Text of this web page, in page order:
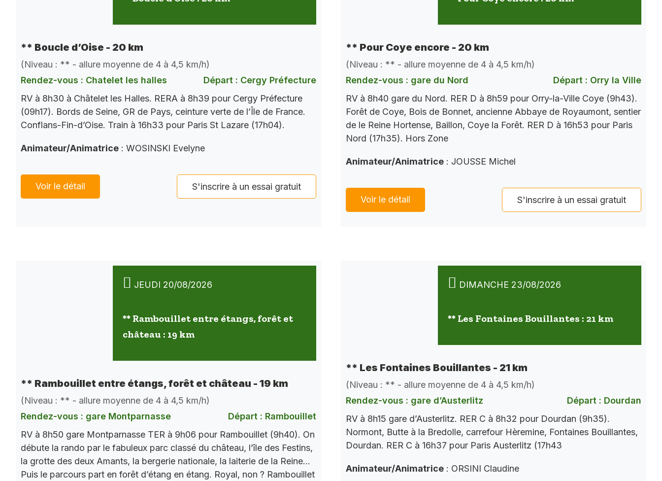
** Boucle d’Oise - 20 km
(Niveau : ** - allure moyenne de 4 à 4,5 km/h)
Rendez-vous : Chatelet les halles
Départ : Cergy Préfecture
RV à 8h30 à Châtelet les Halles. RERA à 8h39 pour Cergy Préfecture
(09h17). Bords de Seine, GR de Pays, ceinture verte de l’Île de France.
Conflans-Fin-d’Oise. Train à 16h33 pour Paris St Lazare (17h04).
Animateur/Animatrice : WOSINSKI Evelyne
Voir le détail S'inscrire à un essai gratuit
** Pour Coye encore - 20 km
(Niveau : ** - allure moyenne de 4 à 4,5 km/h)
Rendez-vous : gare du Nord
Départ : Orry la Ville
RV à 8h40 gare du Nord. RER D à 8h59 pour Orry-la-Ville Coye (9h43).
Forêt de Coye, Bois de Bonnet, ancienne Abbaye de Royaumont, sentier
de le Reine Hortense, Baillon, Coye la Forêt. RER D à 16h53 pour Paris
Nord (17h35). Hors Zone
Animateur/Animatrice : JOUSSE Michel
Voir le détail S'inscrire à un essai gratuit
JEUDI 20/08/2026
** Rambouillet entre étangs, forêt et
château : 19 km
** Rambouillet entre étangs, forêt et château - 19 km
(Niveau : ** - allure moyenne de 4 à 4,5 km/h)
Rendez-vous : gare Montparnasse
Départ : Rambouillet
RV à 8h50 gare Montparnasse TER à 9h06 pour Rambouillet (9h40). On
débute la rando par le fabuleux parc classé du château, l’île des Festins,
la grotte des deux Amants, la bergerie nationale, la laiterie de la Reine…
Puis le parcours part en forêt d’étang en étang. Royal, non ? Rambouillet
DIMANCHE 23/08/2026
** Les Fontaines Bouillantes : 21 km
** Les Fontaines Bouillantes - 21 km
(Niveau : ** - allure moyenne de 4 à 4,5 km/h)
Rendez-vous : gare d’Austerlitz
Départ : Dourdan
RV à 8h15 gare d’Austerlitz. RER C à 8h32 pour Dourdan (9h35).
Normont, Butte à la Bredolle, carrefour Hèremine, Fontaines Bouillantes,
Dourdan. RER C à 16h37 pour Paris Austerlitz (17h43
Animateur/Animatrice : ORSINI Claudine